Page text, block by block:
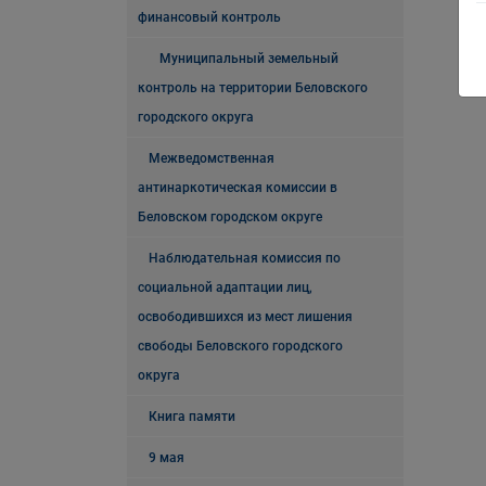
финансовый контроль
Муниципальный земельный
контроль на территории Беловского
городского округа
Межведомственная
антинаркотическая комиссии в
Беловском городском округе
Наблюдательная комиссия по
социальной адаптации лиц,
освободившихся из мест лишения
свободы Беловского городского
округа
Книга памяти
9 мая